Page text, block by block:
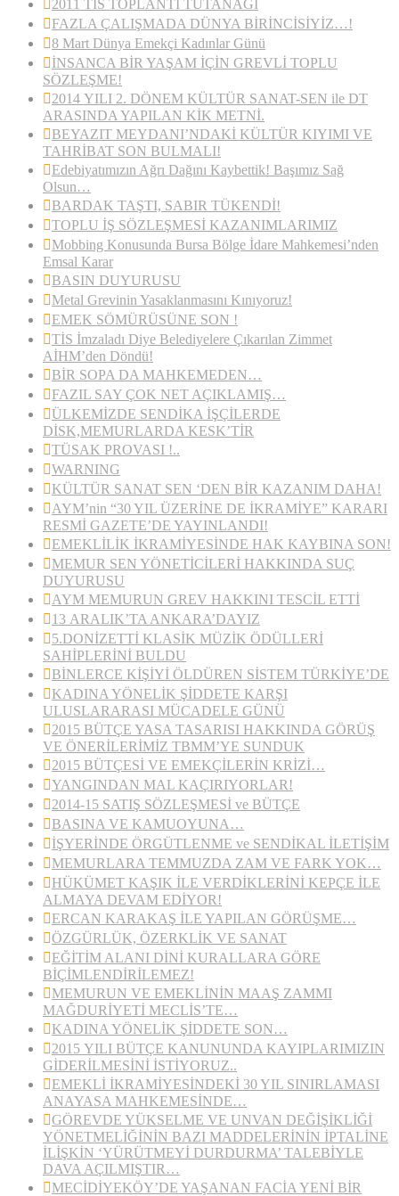
2011 TİS TOPLANTI TUTANAĞI
FAZLA ÇALIŞMADA DÜNYA BİRİNCİSİYİZ…!
8 Mart Dünya Emekçi Kadınlar Günü
İNSANCA BİR YAŞAM İÇİN GREVLİ TOPLU
SÖZLEŞME!
2014 YILI 2. DÖNEM KÜLTÜR SANAT-SEN ile DT
ARASINDA YAPILAN KİK METNİ.
BEYAZIT MEYDANI’NDAKİ KÜLTÜR KIYIMI VE
TAHRİBAT SON BULMALI!
Edebiyatımızın Ağrı Dağını Kaybettik! Başımız Sağ
Olsun…
BARDAK TAŞTI, SABIR TÜKENDİ!
TOPLU İŞ SÖZLEŞMESİ KAZANIMLARIMIZ
Mobbing Konusunda Bursa Bölge İdare Mahkemesi’nden
Emsal Karar
BASIN DUYURUSU
Metal Grevinin Yasaklanmasını Kınıyoruz!
EMEK SÖMÜRÜSÜNE SON !
TİS İmzaladı Diye Belediyelere Çıkarılan Zimmet
AİHM’den Döndü!
BİR SOPA DA MAHKEMEDEN…
FAZIL SAY ÇOK NET AÇIKLAMIŞ…
ÜLKEMİZDE SENDİKA İŞÇİLERDE
DİSK,MEMURLARDA KESK’TİR
TÜSAK PROVASI !..
WARNING
KÜLTÜR SANAT SEN ‘DEN BİR KAZANIM DAHA!
AYM’nin “30 YIL ÜZERİNE DE İKRAMİYE” KARARI
RESMİ GAZETE’DE YAYINLANDI!
EMEKLİLİK İKRAMİYESİNDE HAK KAYBINA SON!
MEMUR SEN YÖNETİCİLERİ HAKKINDA SUÇ
DUYURUSU
AYM MEMURUN GREV HAKKINI TESCİL ETTİ
13 ARALIK’TA ANKARA’DAYIZ
5.DONİZETTİ KLASİK MÜZİK ÖDÜLLERİ
SAHİPLERİNİ BULDU
BİNLERCE KİŞİYİ ÖLDÜREN SİSTEM TÜRKİYE’DE
KADINA YÖNELİK ŞİDDETE KARŞI
ULUSLARARASI MÜCADELE GÜNÜ
2015 BÜTÇE YASA TASARISI HAKKINDA GÖRÜŞ
VE ÖNERİLERİMİZ TBMM’YE SUNDUK
2015 BÜTÇESİ VE EMEKÇİLERİN KRİZİ…
YANGINDAN MAL KAÇIRIYORLAR!
2014-15 SATIŞ SÖZLEŞMESİ ve BÜTÇE
BASINA VE KAMUOYUNA…
İŞYERİNDE ÖRGÜTLENME ve SENDİKAL İLETİŞİM
MEMURLARA TEMMUZDA ZAM VE FARK YOK…
HÜKÜMET KAŞIK İLE VERDİKLERİNİ KEPÇE İLE
ALMAYA DEVAM EDİYOR!
ERCAN KARAKAŞ İLE YAPILAN GÖRÜŞME…
ÖZGÜRLÜK, ÖZERKLİK VE SANAT
EĞİTİM ALANI DİNİ KURALLARA GÖRE
BİÇİMLENDİRİLEMEZ!
MEMURUN VE EMEKLİNİN MAAŞ ZAMMI
MAĞDURİYETİ MECLİS’TE…
KADINA YÖNELİK ŞİDDETE SON…
2015 YILI BÜTÇE KANUNUNDA KAYIPLARIMIZIN
GİDERİLMESİNİ İSTİYORUZ..
EMEKLİ İKRAMİYESİNDEKİ 30 YIL SINIRLAMASI
ANAYASA MAHKEMESİNDE…
GÖREVDE YÜKSELME VE UNVAN DEĞİŞİKLİĞİ
YÖNETMELİĞİNİN BAZI MADDELERİNİN İPTALİNE
İLİŞKİN ‘YÜRÜTMEYİ DURDURMA’ TALEBİYLE
DAVA AÇILMIŞTIR…
MECİDİYEKÖY’DE YAŞANAN FACİA YENİ BİR